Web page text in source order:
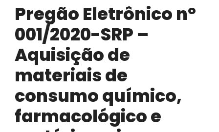
Pregão Eletrônico nº
001/2020-SRP –
Aquisição de
materiais de
consumo químico,
farmacológico e